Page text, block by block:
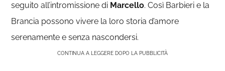
seguito all’intromissione di Marcello. Così Barbieri e la
Brancia possono vivere la loro storia d’amore
serenamente e senza nascondersi.
CONTINUA A LEGGERE DOPO LA PUBBLICITÀ